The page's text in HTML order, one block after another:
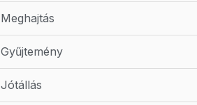
Meghajtás
Gyűjtemény
Jótállás